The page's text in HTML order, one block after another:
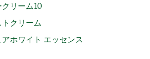
リーム10
クリーム
ホワイト エッセンス